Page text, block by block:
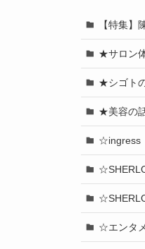
【特集】
★サロン
★シゴト
★美容の
☆ingress
☆エンタ